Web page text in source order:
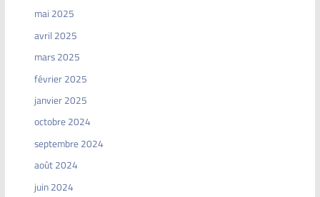
mai 2025
avril 2025
mars 2025
février 2025
janvier 2025
octobre 2024
septembre 2024
août 2024
juin 2024